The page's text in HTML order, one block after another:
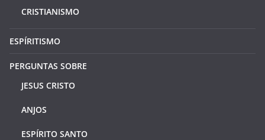
CRISTIANISMO
ESPÍRITISMO
PERGUNTAS SOBRE
JESUS CRISTO
ANJOS
ESPÍRITO SANTO